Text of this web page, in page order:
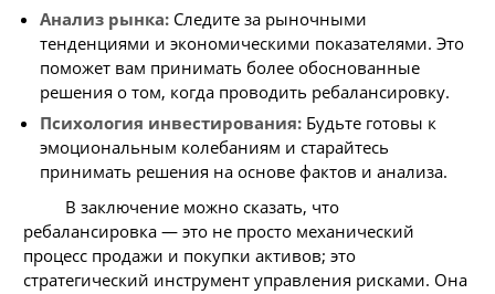
Анализ рынка: Следите за рыночными
тенденциями и экономическими показателями. Это
поможет вам принимать более обоснованные
решения о том, когда проводить ребалансировку.
Психология инвестирования: Будьте готовы к
эмоциональным колебаниям и старайтесь
принимать решения на основе фактов и анализа.
В заключение можно сказать, что
ребалансировка — это не просто механический
процесс продажи и покупки активов; это
стратегический инструмент управления рисками. Она